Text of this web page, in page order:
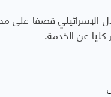
الإسرائيلي قصفا على
كليا عن الخدمة.